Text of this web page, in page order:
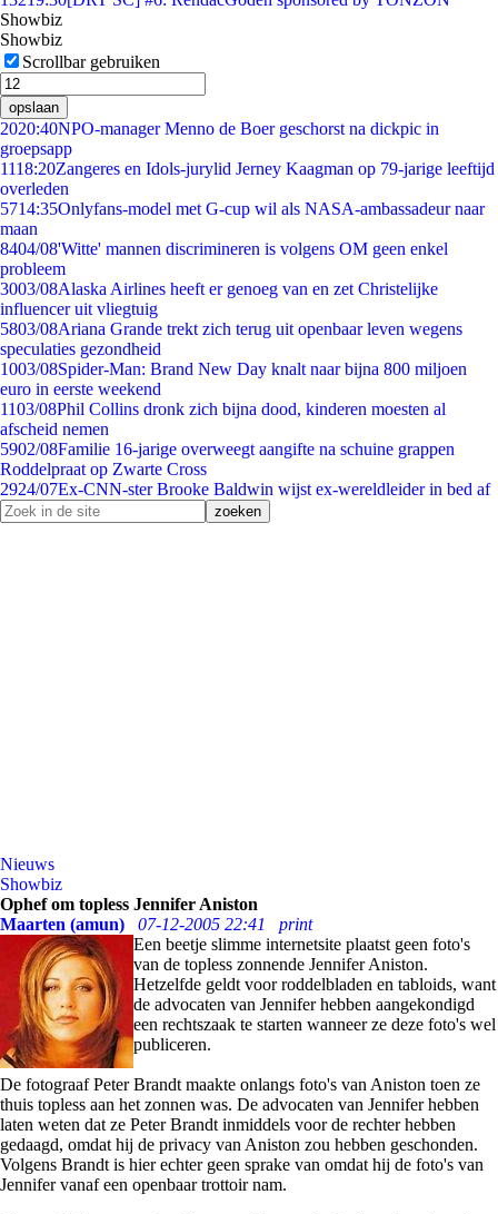
Showbiz
Showbiz
Scrollbar gebruiken
opslaan
2020:40NPO-manager Menno de Boer geschorst na dickpic in
groepsapp
1118:20Zangeres en Idols-jurylid Jerney Kaagman op 79-jarige leeftijd
overleden
5714:35Onlyfans-model met G-cup wil als NASA-ambassadeur naar
maan
8404/08'Witte' mannen discrimineren is volgens OM geen enkel
probleem
3003/08Alaska Airlines heeft er genoeg van en zet Christelijke
influencer uit vliegtuig
5803/08Ariana Grande trekt zich terug uit openbaar leven wegens
speculaties gezondheid
1003/08Spider-Man: Brand New Day knalt naar bijna 800 miljoen
euro in eerste weekend
1103/08Phil Collins dronk zich bijna dood, kinderen moesten al
afscheid nemen
5902/08Familie 16-jarige overweegt aangifte na schuine grappen
Roddelpraat op Zwarte Cross
2924/07Ex-CNN-ster Brooke Baldwin wijst ex-wereldleider in bed af
Nieuws
Showbiz
Ophef om topless Jennifer Aniston
Maarten (amun)
07-12-2005 22:41
print
Een beetje slimme internetsite plaatst geen foto's
van de topless zonnende Jennifer Aniston.
Hetzelfde geldt voor roddelbladen en tabloids, want
de advocaten van Jennifer hebben aangekondigd
een rechtszaak te starten wanneer ze deze foto's wel
publiceren.
De fotograaf Peter Brandt maakte onlangs foto's van Aniston toen ze
thuis topless aan het zonnen was. De advocaten van Jennifer hebben
laten weten dat ze Peter Brandt inmiddels voor de rechter hebben
gedaagd, omdat hij de privacy van Aniston zou hebben geschonden.
Volgens Brandt is hier echter geen sprake van omdat hij de foto's van
Jennifer vanaf een openbaar trottoir nam.